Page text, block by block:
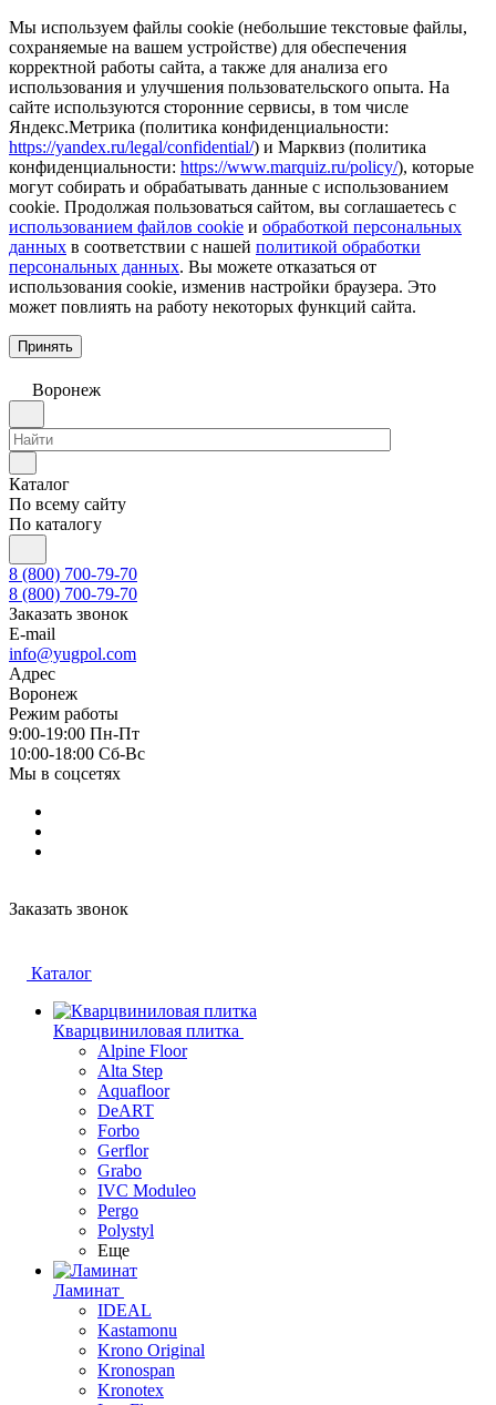
Мы используем файлы cookie (небольшие текстовые файлы,
сохраняемые на вашем устройстве) для обеспечения
корректной работы сайта, а также для анализа его
использования и улучшения пользовательского опыта. На
сайте используются сторонние сервисы, в том числе
Яндекс.Метрика (политика конфиденциальности:
https://yandex.ru/legal/confidential/) и Марквиз (политика
конфиденциальности: https://www.marquiz.ru/policy/), которые
могут собирать и обрабатывать данные с использованием
cookie. Продолжая пользоваться сайтом, вы соглашаетесь с
использованием файлов cookie и обработкой персональных
данных в соответствии с нашей политикой обработки
персональных данных. Вы можете отказаться от
использования cookie, изменив настройки браузера. Это
может повлиять на работу некоторых функций сайта.
Принять
Воронеж
Каталог
По всему сайту
По каталогу
8 (800) 700-79-70
8 (800) 700-79-70
Заказать звонок
E-mail
info@yugpol.com
Адрес
Воронеж
Режим работы
9:00-19:00 Пн-Пт
10:00-18:00 Cб-Вс
Мы в соцсетях
Заказать звонок
Каталог
Кварцвиниловая плитка
Alpine Floor
Alta Step
Aquafloor
DeART
Forbo
Gerflor
Grabo
IVC Moduleo
Pergo
Polystyl
Еще
Ламинат
IDEAL
Kastamonu
Krono Original
Kronospan
Kronotex